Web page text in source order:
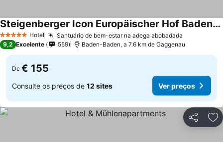
5 Estrelas Hotel Santuário de bem-estar na adega abobadada
Steigenberger Icon Europäischer Hof Baden-Baden
9,2 Excelente 559 Baden-Baden, a 7.6 km de Gaggenau
De € 155
Consulte os preços de 12 sites Ver preços
Partilhar